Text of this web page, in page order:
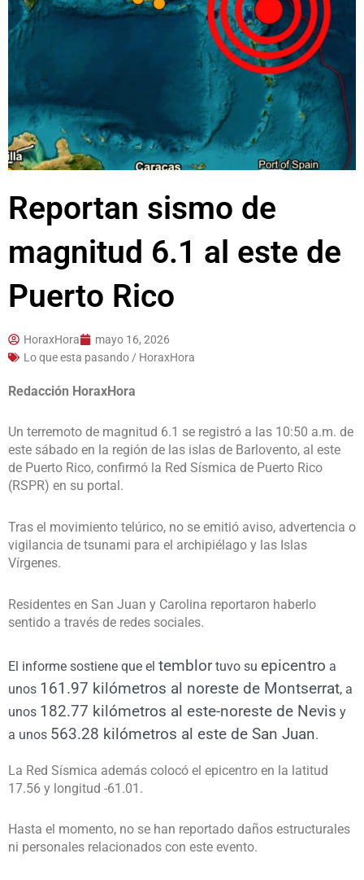
Reportan sismo de
magnitud 6.1 al este de
Puerto Rico
HoraxHora
mayo 16, 2026
Lo que esta pasando / HoraxHora
Redacción HoraxHora
Un terremoto de magnitud 6.1 se registró a las 10:50 a.m. de
este sábado en la región de las islas de Barlovento, al este
de Puerto Rico, confirmó la Red Sísmica de Puerto Rico
(RSPR) en su portal.
Tras el movimiento telúrico, no se emitió aviso, advertencia o
vigilancia de tsunami para el archipiélago y las Islas
Vírgenes.
Residentes en San Juan y Carolina reportaron haberlo
sentido a través de redes sociales.
El informe sostiene que el temblortuvo su epicentro a
unos 161.97 kilómetros al noreste de Montserrat, a
unos 182.77 kilómetros al este-noreste de Nevis y
a unos 563.28 kilómetros al este de San Juan.
La Red Sísmica además colocó el epicentro en la latitud
17.56 y longitud -61.01.
Hasta el momento, no se han reportado daños estructurales
ni personales relacionados con este evento.